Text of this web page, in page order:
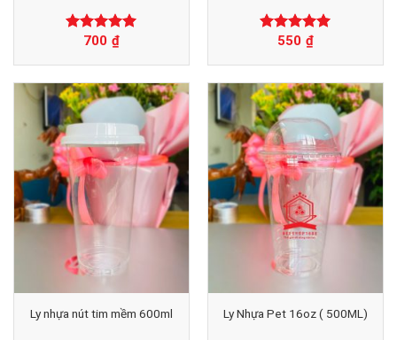
Được xếp
sao
700 ₫
Được xếp
sao
550 ₫
Ly nhựa nút tim mềm 600ml Ly Nhựa Pet 16oz ( 500ML)